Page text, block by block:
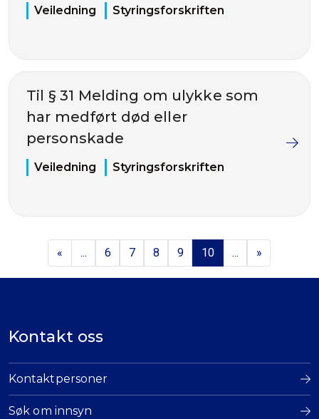
Veiledning Styringsforskriften
Til § 31 Melding om ulykke som
har medført død eller
personskade
Veiledning Styringsforskriften
« ... 6 7 8 9 10 ... »
Kontakt oss
Kontaktpersoner
Søk om innsyn